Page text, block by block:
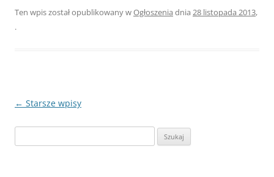
Ten wpis został opublikowany wOgłoszenia dnia 28 listopada 2013,
.
Zobacz
← Starsze wpisy